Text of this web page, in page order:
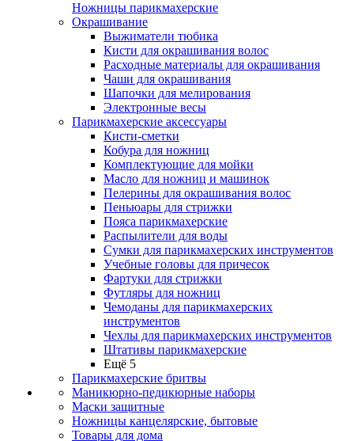
Ножницы парикмахерские
Окрашивание
Выжиматели тюбика
Кисти для окрашивания волос
Расходные материалы для окрашивания
Чаши для окрашивания
Шапочки для мелирования
Электронные весы
Парикмахерские аксессуары
Кисти-сметки
Кобура для ножниц
Комплектующие для мойки
Масло для ножниц и машинок
Пелерины для окрашивания волос
Пеньюары для стрижки
Пояса парикмахерские
Распылители для воды
Сумки для парикмахерских инструментов
Учебные головы для причесок
Фартуки для стрижки
Футляры для ножниц
Чемоданы для парикмахерских
инструментов
Чехлы для парикмахерских инструментов
Штативы парикмахерские
Ещё 5
Парикмахерские бритвы
Маникюрно-педикюрные наборы
Маски защитные
Ножницы канцелярские, бытовые
Товары для дома